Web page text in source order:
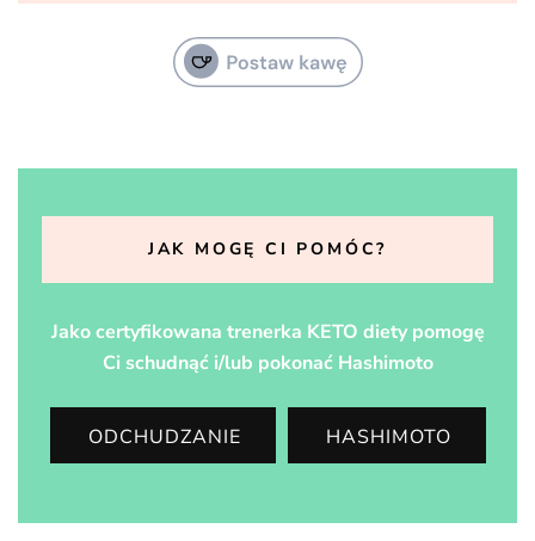
JAK MOGĘ CI POMÓC?
Jako certyfikowana trenerka KETO diety pomogę
Ci schudnąć i/lub pokonać Hashimoto
ODCHUDZANIE HASHIMOTO